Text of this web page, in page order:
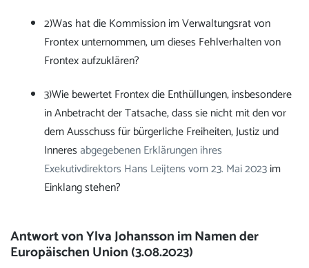
2)Was hat die Kommission im Verwaltungsrat von
Frontex unternommen, um dieses Fehlverhalten von
Frontex aufzuklären?
3)Wie bewertet Frontex die Enthüllungen, insbesondere
in Anbetracht der Tatsache, dass sie nicht mit den vor
dem Ausschuss für bürgerliche Freiheiten, Justiz und
Inneresabgegebenen Erklärungen ihres
Exekutivdirektors Hans Leijtens vom 23. Mai 2023im
Einklang stehen?
Antwort von Ylva Johansson im Namen der
Europäischen Union (3.08.2023)